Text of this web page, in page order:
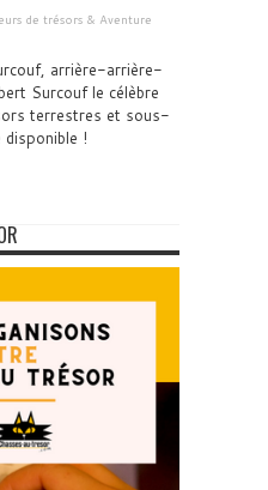
de trésors & Aventure
arrière-arrière-
Surcouf le célèbre
terrestres et sous-
!